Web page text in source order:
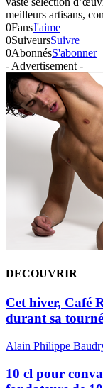
meilleurs artisans,
0FansJ'aime
0SuiveursSuivre
0AbonnésS'abonner
- Advertisement -
DECOUVRIR
Cet hiver, Café
durant sa
Alain Philippe
10 cl pour